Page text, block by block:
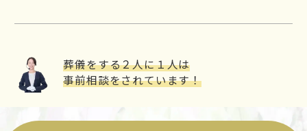
葬儀をする２⼈に１⼈は
事前相談をされています！